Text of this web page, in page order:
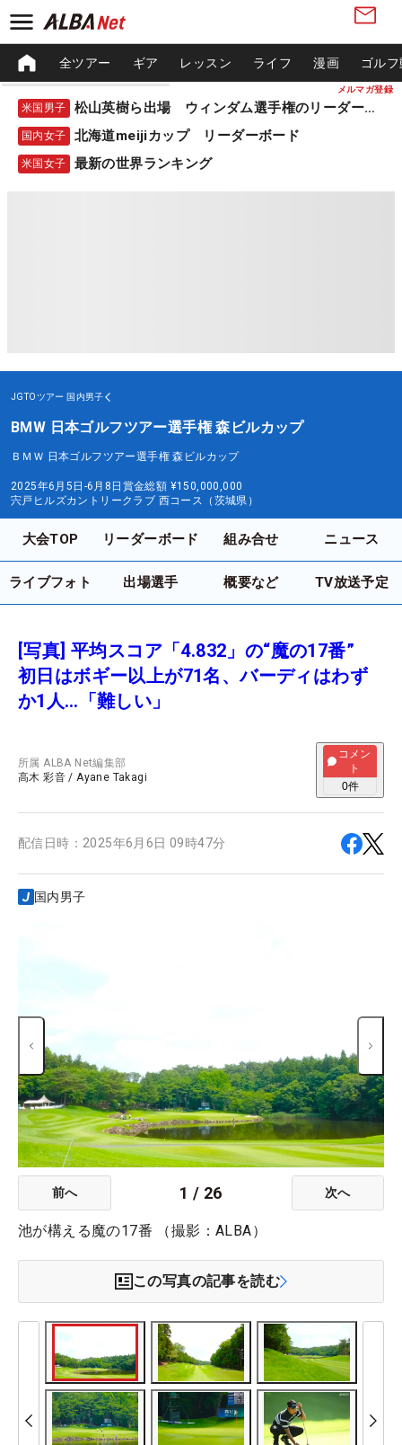
メルマガ登録
全ツアー ギア レッスン ライフ 漫画 ゴル
米国男子 松山英樹ら出場 ウィンダム選手権のリーダーボード
国内女子 北海道meijiカップ リーダーボード
米国女子 最新の世界ランキング
JGTOツアー 国内男子
BMW 日本ゴルフツアー選手権 森ビルカップ
ＢＭＷ 日本ゴルフツアー選手権 森ビルカップ
2025年6月5日-6月8日 賞金総額 ¥150,000,000
宍戸ヒルズカントリークラブ 西コース（茨城県）
大会TOP リーダーボード 組み合せ ニュース
ライブフォト 出場選手 概要など TV放送予定
[写真] 平均スコア「4.832」の“魔の17番”
初日はボギー以上が71名、バーディはわず
か1人…「難しい」
所属ALBA Net編集部
高木 彩音 /Ayane Takagi
コメン
ト
0件
配信日時： 2025年6月6日 09時47分
国内男子
前へ 1 / 26 次へ
池が構える魔の17番 （撮影：ALBA）
この写真の記事を読む